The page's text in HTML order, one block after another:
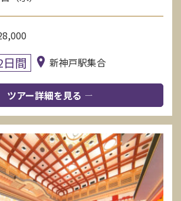
日間 新神戸駅集合
ツアー詳細を見る